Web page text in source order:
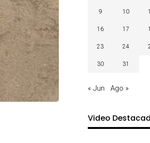
9 10
16 17
23 24
30 31
« Jun Ago »
Video